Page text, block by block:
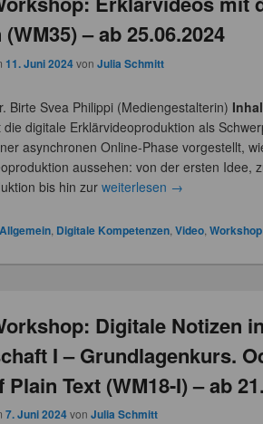
– ab 25.06.2024
11. Juni 2024vonJulia Schmitt
Birte Svea Philippi (Mediengestalterin)
digitale Erklärvideoproduktion als
asynchronen Online-Phase vorgestellt,
aussehen: von der ersten Idee,
bis hin zurweiterlesen →
Allgemein Digitale Kompetenzen ,Video ,Workshop
Digitale Notizen
I – Grundlagenkurs.
Text (WM18-I) – ab
7. Juni 2024vonJulia Schmitt